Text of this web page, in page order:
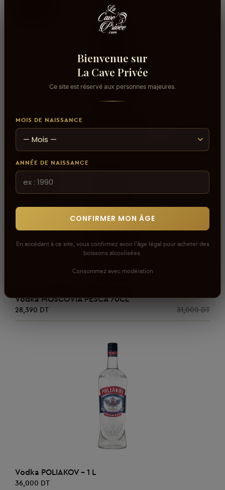
Vodka MOSCOVIA FRAGOLA 70CL
28,390 DT 31,000 DT
Vodka MOSCOVIA PESCA 70CL
28,390 DT 31,000 DT
AJOUTER AU PANIER
Vodka POLIAKOV - 1 L
36,000 DT
Bienvenue sur
La Cave Privée
Ce site est réservé aux personnes majeures.
MOIS DE NAISSANCE
ANNÉE DE NAISSANCE
CONFIRMER MON ÂGE
En accédant à ce site, vous confirmez avoir l'âge légal pour acheter des
boissons alcoolisées.
Consommez avec modération